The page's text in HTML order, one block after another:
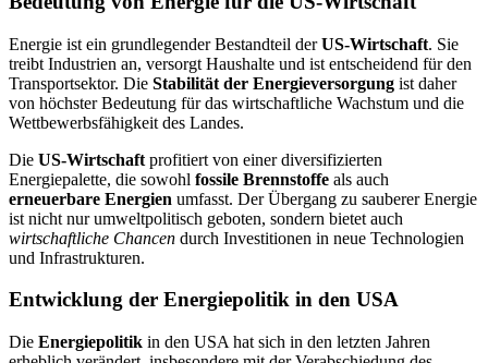
Energie ist ein grundlegender Bestandteil derUS-Wirtschaft. Sie
treibt Industrien an, versorgt Haushalte und ist entscheidend für den
Transportsektor. Die Stabilität der Energieversorgung ist daher
von höchster Bedeutung für das wirtschaftliche Wachstum und die
Wettbewerbsfähigkeit des Landes.
Die US-Wirtschaft profitiert von einer diversifizierten
Energiepalette, die sowohl fossile Brennstoffe als auch
erneuerbare Energien umfasst. Der Übergang zu sauberer Energie
ist nicht nur umweltpolitisch geboten, sondern bietet auch
wirtschaftliche Chancen durch Investitionen in neue Technologien
und Infrastrukturen.
Entwicklung der Energiepolitik in den USA
Die Energiepolitik in den USA hat sich in den letzten Jahren